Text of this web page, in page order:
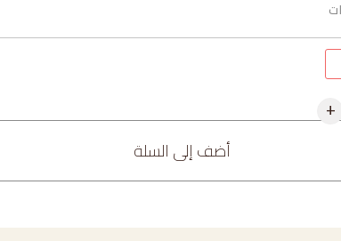
+
أضف إلى السلة